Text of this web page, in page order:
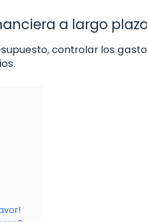
a largo
controlar los